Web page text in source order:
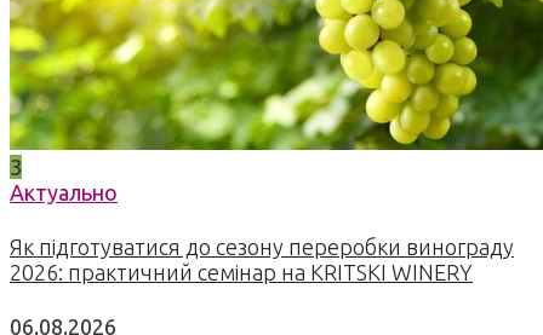
3
Актуально
Як підготуватися до сезону переробки винограду
2026: практичний семінар на KRITSKI WINERY
06.08.2026